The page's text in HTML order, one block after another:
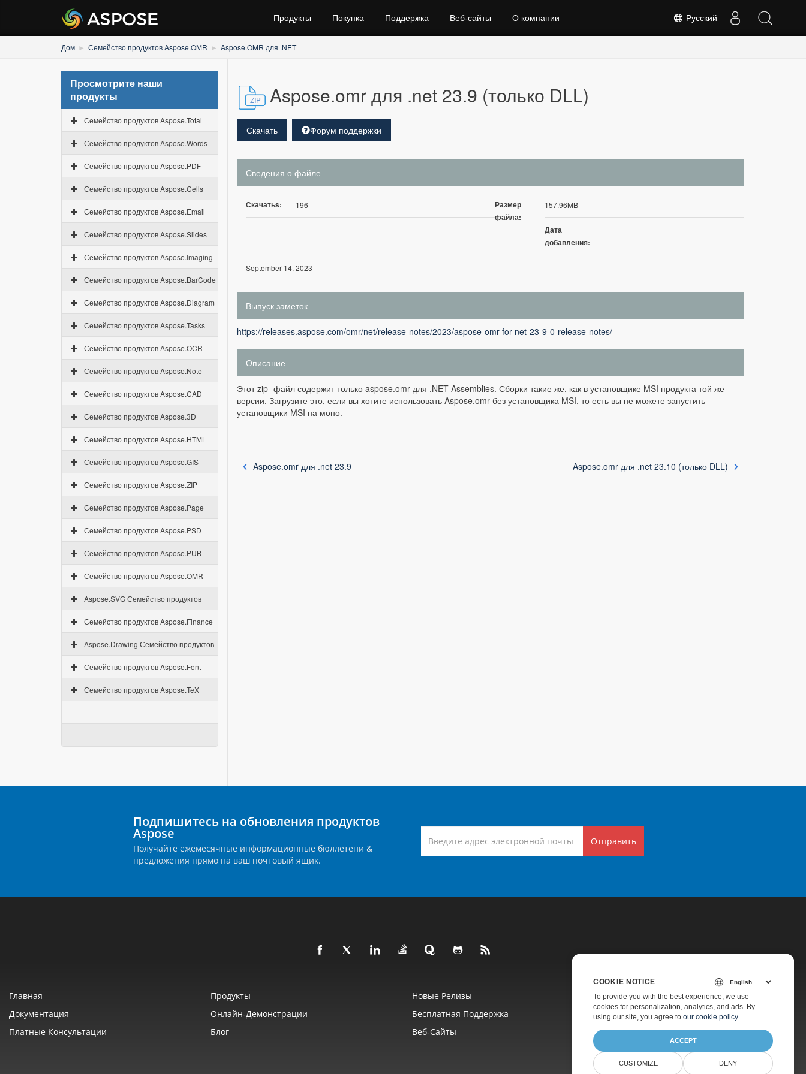
Русский
Продукты Покупка Поддержка Веб‑сайты О компании
Дом Семейство продуктов Aspose.OMR Aspose.OMR для .NET
Просмотрите наши
продукты
Семейство продуктов Aspose.Total
Семейство продуктов Aspose.Words
Семейство продуктов Aspose.PDF
Семейство продуктов Aspose.Cells
Семейство продуктов Aspose.Email
Семейство продуктов Aspose.Slides
Семейство продуктов Aspose.Imaging
Семейство продуктов Aspose.BarCode
Семейство продуктов Aspose.Diagram
Семейство продуктов Aspose.Tasks
Семейство продуктов Aspose.OCR
Семейство продуктов Aspose.Note
Семейство продуктов Aspose.CAD
Семейство продуктов Aspose.3D
Семейство продуктов Aspose.HTML
Семейство продуктов Aspose.GIS
Семейство продуктов Aspose.ZIP
Семейство продуктов Aspose.Page
Семейство продуктов Aspose.PSD
Семейство продуктов Aspose.PUB
Семейство продуктов Aspose.OMR
Aspose.SVG Семейство продуктов
Семейство продуктов Aspose.Finance
Aspose.Drawing Семейство продуктов
Семейство продуктов Aspose.Font
Семейство продуктов Aspose.TeX
Aspose.omr для .net 23.9 (только DLL)
Скачать Форум поддержки
Сведения о файле
Скачатьs: 196
Размер
файла:
157.96MB
Дата
добавления:
September 14, 2023
Выпуск заметок
https://releases.aspose.com/omr/net/release-notes/2023/aspose-omr-for-net-23-9-0-release-notes/
Описание
Этот zip -файл содержит только aspose.omr для .NET Assemblies. Сборки такие же, как в установщике MSI продукта той же
версии. Загрузите это, если вы хотите использовать Aspose.omr без установщика MSI, то есть вы не можете запустить
установщики MSI на моно.
Aspose.omr для .net 23.9 Aspose.omr для .net 23.10 (только DLL)
Подпишитесь на обновления продуктов
Aspose
Получайте ежемесячные информационные бюллетени &
предложения прямо на ваш почтовый ящик.
Отправить
Главная Продукты Новые Релизы
Цены
Документация
Онлайн‑демонстрации Бесплатная Поддержка
Платная Поддержка
Платные Консультации
Блог Веб‑сайты О Компании
COOKIE NOTICE
To provide you with the best experience, we use
cookies for personalization, analytics, and ads. By
using our site, you agree to our cookie policy.
ACCEPT
CUSTOMIZE DENY